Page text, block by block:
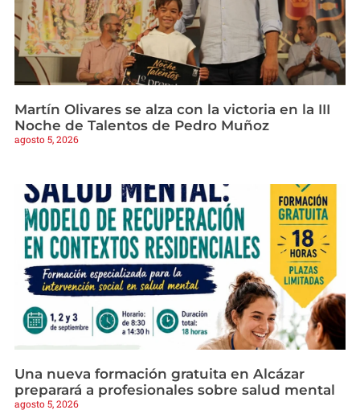
Martín Olivares se alza con la victoria en la III
Noche de Talentos de Pedro Muñoz
agosto 5, 2026
Una nueva formación gratuita en Alcázar
preparará a profesionales sobre salud mental
agosto 5, 2026